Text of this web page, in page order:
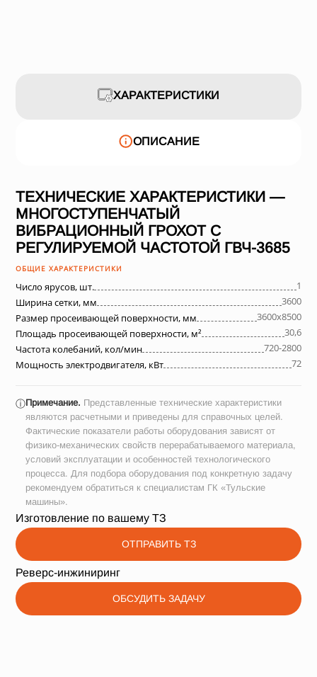
ХАРАКТЕРИСТИКИ
ОПИСАНИЕ
ТЕХНИЧЕСКИЕ ХАРАКТЕРИСТИКИ —
МНОГОСТУПЕНЧАТЫЙ
ВИБРАЦИОННЫЙ ГРОХОТ С
РЕГУЛИРУЕМОЙ ЧАСТОТОЙ ГВЧ-3685
ОБЩИЕ ХАРАКТЕРИСТИКИ
Число ярусов, шт.
1
Ширина сетки, мм
3600
Размер просеивающей поверхности, мм
3600х8500
Площадь просеивающей поверхности, м²
30,6
Частота колебаний, кол/мин
720-2800
Мощность электродвигателя, кВт
72
ⓘПримечание. Представленные технические характеристики
являются расчетными и приведены для справочных целей.
Фактические показатели работы оборудования зависят от
физико-механических свойств перерабатываемого материала,
условий эксплуатации и особенностей технологического
процесса. Для подбора оборудования под конкретную задачу
рекомендуем обратиться к специалистам ГК «Тульские
машины».
Изготовление по вашему ТЗ
ОТПРАВИТЬ ТЗ
Реверс-инжиниринг
ОБСУДИТЬ ЗАДАЧУ